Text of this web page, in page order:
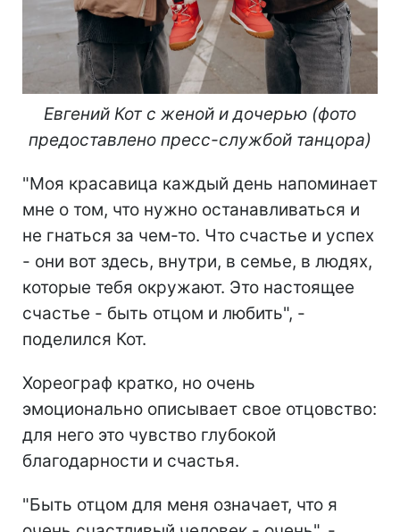
Евгений Кот с женой и дочерью (фото
предоставлено пресс-службой танцора)
"Моя красавица каждый день напоминает
мне о том, что нужно останавливаться и
не гнаться за чем-то. Что счастье и успех
- они вот здесь, внутри, в семье, в людях,
которые тебя окружают. Это настоящее
счастье - быть отцом и любить", -
поделился Кот.
Хореограф кратко, но очень
эмоционально описывает свое отцовство:
для него это чувство глубокой
благодарности и счастья.
"Быть отцом для меня означает, что я